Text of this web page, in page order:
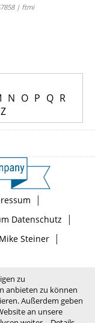
| ftmi
N O P Q R
Z
|
Datenschutz |
Mike Steiner|
zu
anbieten zu können
Außerdem geben
an unsere